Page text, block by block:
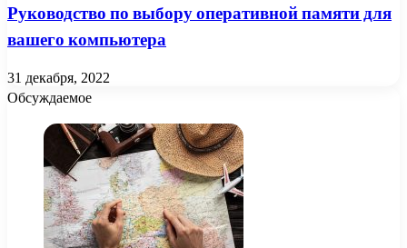
Руководство по выбору оперативной памяти для
вашего компьютера
31 декабря, 2022
Обсуждаемое